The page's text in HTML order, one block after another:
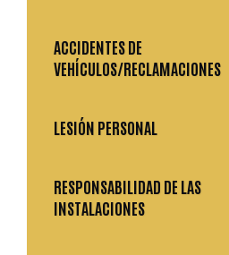
ACCIDENTES DE
VEHÍCULOS/RECLAMACIONES
LESIÓN PERSONAL
RESPONSABILIDAD DE LAS
INSTALACIONES